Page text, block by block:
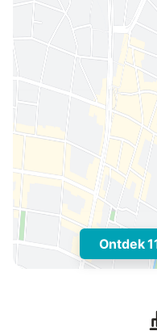
Ontdek